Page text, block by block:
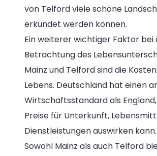
von Telford viele schöne
erkundet werden können.
Ein weiterer wichtiger Faktor bei
Betrachtung des
Mainz und Telford sind die
Lebens. Deutschland hat einen
Wirtschaftsstandard als
Preise für Unterkunft,
Dienstleistungen auswirken kann.
Sowohl Mainz als auch Telford